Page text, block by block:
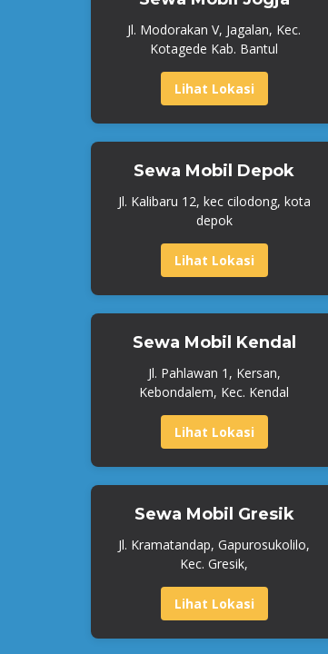
Jl. Modorakan V, Jagalan, Kec.
Kotagede Kab. Bantul
Lihat Lokasi
Sewa Mobil Depok
Jl. Kalibaru 12, kec cilodong, kota
depok
Lihat Lokasi
Sewa Mobil Kendal
Jl. Pahlawan 1, Kersan,
Kebondalem, Kec. Kendal
Lihat Lokasi
Sewa Mobil Gresik
Jl. Kramatandap, Gapurosukolilo,
Kec. Gresik,
Lihat Lokasi